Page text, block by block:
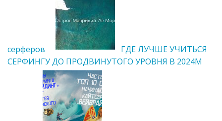
серферов
ГДЕ ЛУЧШЕ УЧИТЬСЯ
СЕРФИНГУ ДО ПРОДВИНУТОГО УРОВНЯ В 2024М